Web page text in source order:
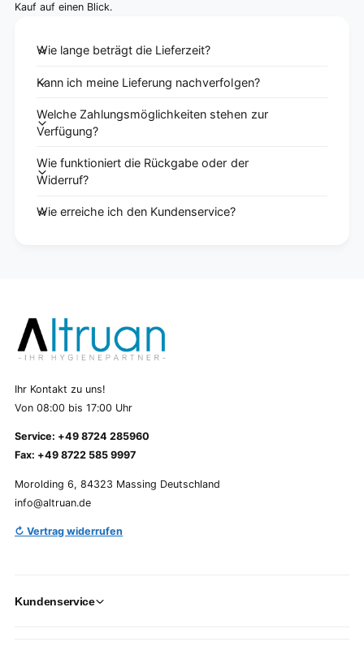
Kauf auf einen Blick.
Wie lange beträgt die Lieferzeit?
Kann ich meine Lieferung nachverfolgen?
Welche Zahlungsmöglichkeiten stehen zur
Verfügung?
Wie funktioniert die Rückgabe oder der
Widerruf?
Wie erreiche ich den Kundenservice?
Ihr Kontakt zu uns!
Von 08:00 bis 17:00 Uhr
Service: +49 8724 285960
Fax: +49 8722 585 9997
Morolding 6, 84323 Massing Deutschland
info@altruan.de
↻ Vertrag widerrufen
Kundenservice